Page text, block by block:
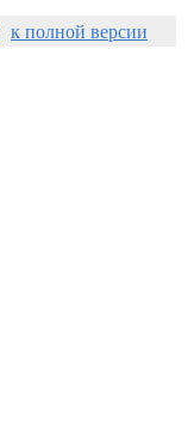
к полной версии